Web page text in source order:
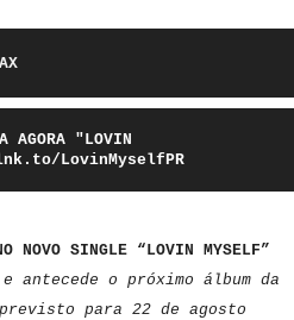
AGORA "LOVIN
LovinMyselfPR
NOVO SINGLE “LOVIN MYSELF”
antecede o próximo álbum da
para 22 de agosto